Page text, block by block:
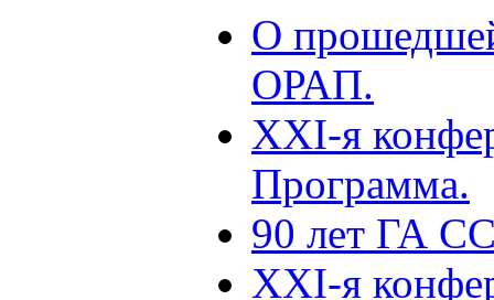
О
ОРАП.
XXI-я
Программа.
90 лет ГА
XXI-я